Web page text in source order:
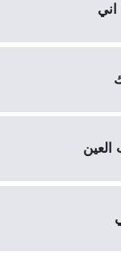
اني
العين